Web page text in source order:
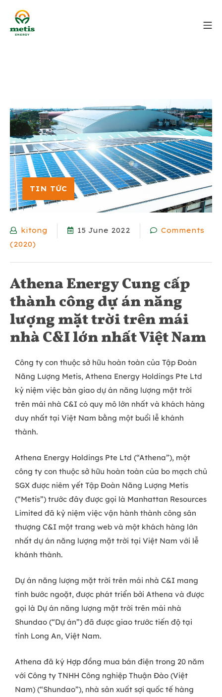
TIN TỨC
kitong 15 June 2022
Comments
(2020)
Athena Energy Cung cấp
thành công dự án năng
lượng mặt trời trên mái
nhà C&I lớn nhất Việt Nam
Công ty con thuộc sở hữu hoàn toàn của Tập Đoàn
Năng Lượng Metis, Athena Energy Holdings Pte Ltd
kỷ niệm việc bàn giao dự án năng lượng mặt trời
trên mái nhà C&I có quy mô lớn nhất và khách hàng
duy nhất tại Việt Nam bằng một buổi lễ khánh
thành.
Athena Energy Holdings Pte Ltd (“Athena”), một
công ty con thuộc sở hữu hoàn toàn của bo mạch chủ
SGX được niêm yết Tập Đoàn Năng Lượng Metis
(“Metis”) trước đây được gọi là Manhattan Resources
Limited đã kỷ niệm việc vận hành thành công sân
thượng C&I một trang web và một khách hàng lớn
nhất dự án năng lượng mặt trời tại Việt Nam với lễ
khánh thành.
Dự án năng lượng mặt trời trên mái nhà C&I mang
tính bước ngoặt, được phát triển bởi Athena và được
gọi là Dự án năng lượng mặt trời trên mái nhà
Shundao (“Dự án”) đã được giao trước tiến độ tại
tỉnh Long An, Việt Nam.
Athena đã ký Hợp đồng mua bán điện trong 20 năm
với Công ty TNHH Công nghiệp Thuận Đào (Việt
Nam) (“Shundao”), nhà sản xuất sợi quốc tế hàng